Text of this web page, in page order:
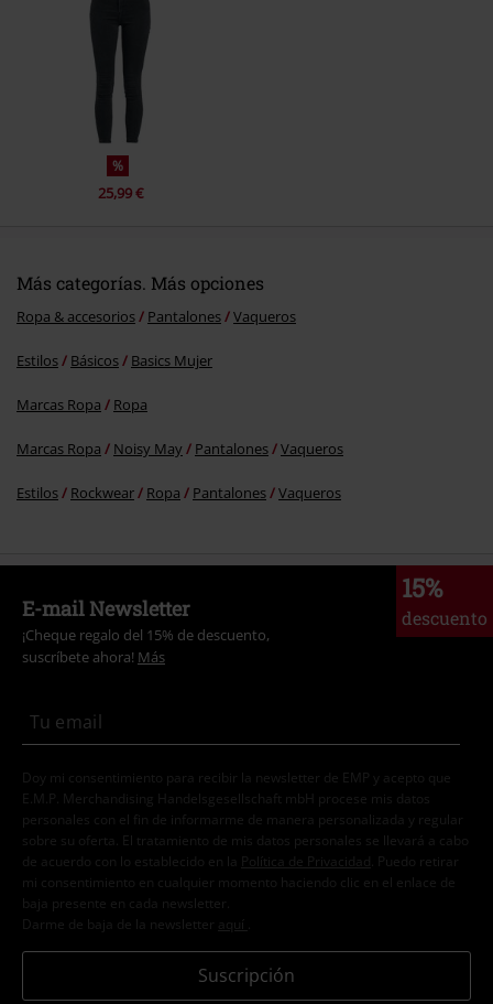
Enviar comentario
%
25,99 €
Más categorías. Más opciones
Ropa & accesorios Pantalones Vaqueros
Estilos Básicos Basics Mujer
Marcas Ropa Ropa
Marcas Ropa Noisy May Pantalones Vaqueros
Estilos Rockwear Ropa Pantalones Vaqueros
15%
descuento
E-mail Newsletter
¡Cheque regalo del 15% de descuento,
suscríbete ahora! Más
Doy mi consentimiento para recibir la newsletter de EMP y acepto que
E.M.P. Merchandising Handelsgesellschaft mbH procese mis datos
personales con el fin de informarme de manera personalizada y regular
sobre su oferta. El tratamiento de mis datos personales se llevará a cabo
de acuerdo con lo establecido en la
Política de Privacidad . Puedo retirar
mi consentimiento en cualquier momento haciendo clic en el enlace de
baja presente en cada newsletter.
Darme de baja de la newsletter
aquí
Suscripción